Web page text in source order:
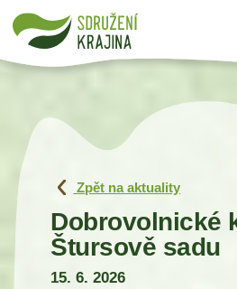
Zpět na aktuality
Dobrovolnické
Štursově sadu
15. 6. 2026